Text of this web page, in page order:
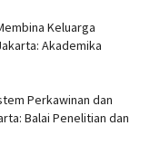
Keluarga
Akademika
Perkawinan dan
Balai Penelitian dan